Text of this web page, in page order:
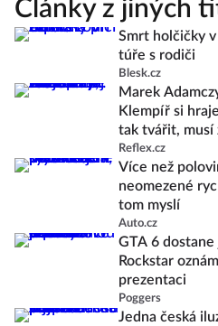
Články z jiných
Smrt holčičky
túře s rodiči
Blesk.cz
Marek
Klempíř si
tak tvářit, musí
Reflex.cz
Více než
neomezené
tom myslí
Auto.cz
GTA 6
Rockstar
prezentaci
Poggers
Jedna česká